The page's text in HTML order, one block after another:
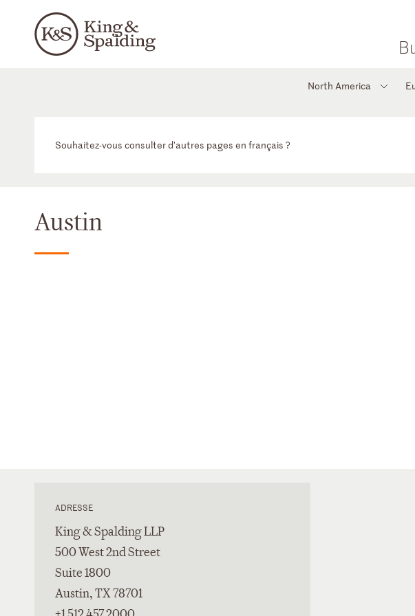
North America
Souhaitez-vous consulter d'autres pages en français ?
Austin
ADRESSE
King & Spalding LLP
500 West 2nd Street
Suite 1800
Austin, TX 78701